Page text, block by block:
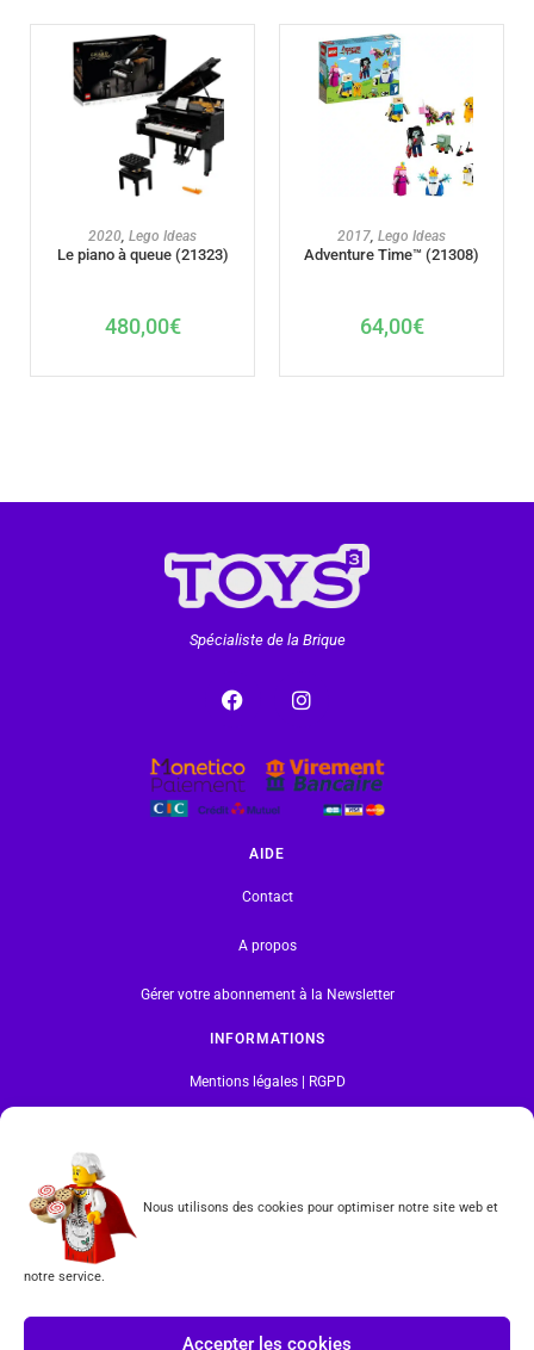
Nous utilisons des cookies pour optimiser notre site web et
notre service.
Accepter les cookies
AJOUTER AU PANIER
2020, Lego Ideas
Le piano à queue (21323)
480,00€
AJOUTER AU PANIER
2017, Lego Ideas
Adventure Time™ (21308)
64,00€
Spécialiste de la Brique
AIDE
Contact
A propos
Gérer votre abonnement à la Newsletter
INFORMATIONS
Mentions légales | RGPD
Formulaire de rétractation
Tous les produits vendus sur ce site sont fabriqués par LEGO exclusivement. LEGO® est une
marque déposée par The LEGO Group. Les propriétaires des marques respectives citées sur le site
INSCRIPTION À LA NEWSLETTER